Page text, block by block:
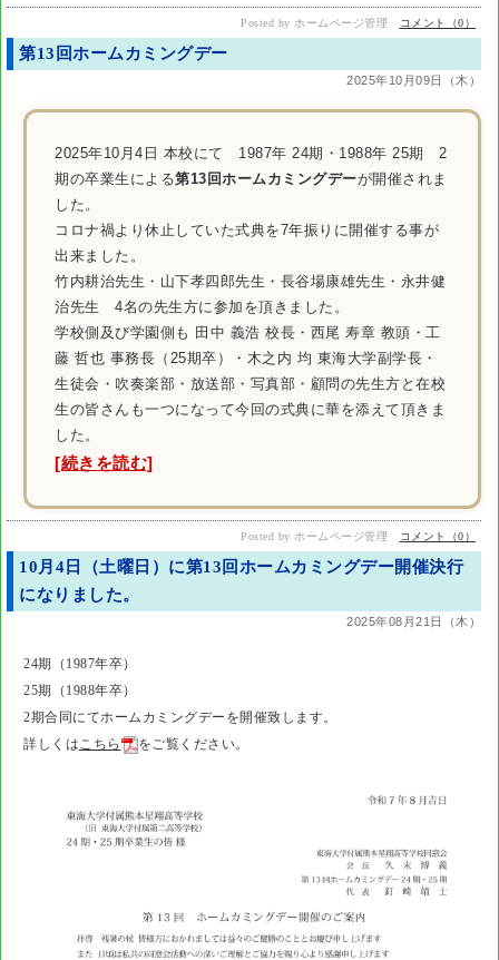
Posted by ホームページ管理 コメント（0）
第13回ホームカミングデー
2025年10月09日（木）
2025年10月4日 本校にて 1987年 24期・1988年 25期 2
期の卒業生による第13回ホームカミングデーが開催されま
した。
コロナ禍より休止していた式典を7年振りに開催する事が
出来ました。
竹内耕治先生・山下孝四郎先生・長谷場康雄先生・永井健
治先生 4名の先生方に参加を頂きました。
学校側及び学園側も 田中 義浩 校長・西尾 寿章 教頭・工
藤 哲也 事務長（25期卒）・木之内 均 東海大学副学長・
生徒会・吹奏楽部・放送部・写真部・顧問の先生方と在校
生の皆さんも一つになって今回の式典に華を添えて頂きま
した。
[続きを読む]
Posted by ホームページ管理 コメント（0）
10月4日（土曜日）に第13回ホームカミングデー開催決行
になりました。
2025年08月21日（木）
24期（1987年卒）
25期（1988年卒）
2期合同にてホームカミングデーを開催致します。
詳しくはこちら をご覧ください。